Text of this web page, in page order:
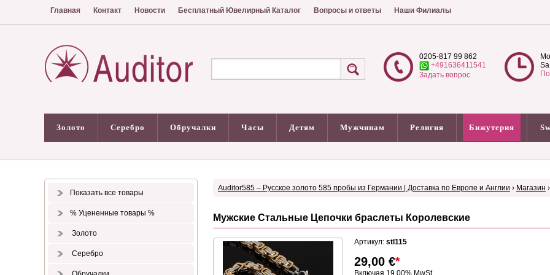
Главная Контакт Новости Бесплатный Ювелирный Каталог Вопросы и ответы Наши Филиалы
0205-817 99 862
+491636411541
Задать вопрос
Золото Серебро Обручалки Часы Детям Мужчинам Религия Бижутерия
Показать все товары
% Уцененные товары %
Золото
Серебро
Auditor585 – Русское золото 585 пробы из Германии | Доставка по Европе и Англии › Магазин
Мужские Стальные Цепочки браслеты Королевские
Артикул: stl115
29,00 €*
Включая 19.00% MwSt